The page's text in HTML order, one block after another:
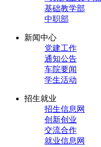
基础教学部
中职部
新闻中心
党建工作
通知公告
车院要闻
学生活动
招生就业
招生信息网
创新创业
交流合作
就业信息网